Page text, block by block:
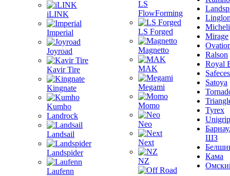
iLINK
Imperial
Joyroad
Kavir Tire
Kingnate
Kumho
Landrock
Landsail
Landspider
Laufenn
LS
FlowForming
LS Forged
Magnetto
MAK
Megami
Momo
Neo
Next
NZ
Mirage
Ralson
Royal
Satoya
Tyrex
Unigrip
ШЗ
Кама